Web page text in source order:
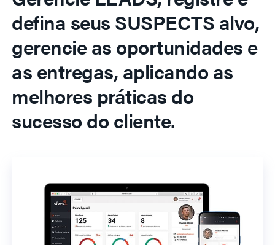
defina seus SUSPECTS alvo,
gerencie as oportunidades e
as entregas, aplicando as
melhores práticas do
sucesso do cliente.